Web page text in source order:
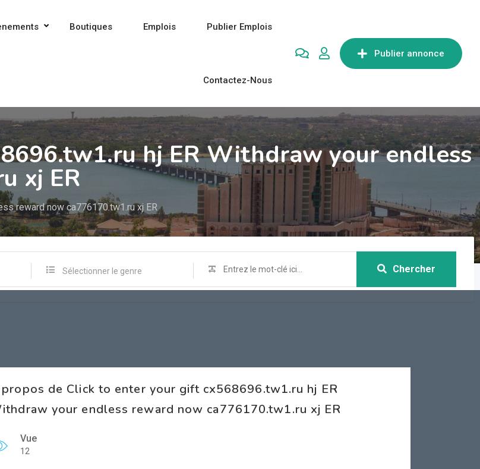
Publier annonce
Boutiques Emplois Publier Emplois
Contactez-Nous
hj ER Withdraw your endless
xj ER
reward now ca776170.tw1.ru xj ER
Sélectionner le genre Chercher
de Click to enter your gift cx568696.tw1.ru hj ER
your endless reward now ca776170.tw1.ru xj ER
Vue
12